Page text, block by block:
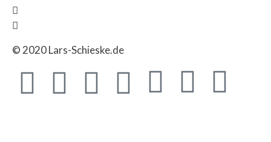
© 2020 Lars-Schieske.de